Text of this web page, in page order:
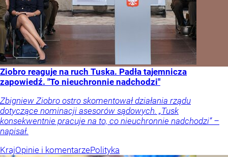
Ziobro reaguje na ruch Tuska. Padła tajemnicza
zapowiedź. "To nieuchronnie nadchodzi"
Zbigniew Ziobro ostro skomentował działania rządu
dotyczące nominacji asesorów sądowych. „Tusk
konsekwentnie pracuje na to, co nieuchronnie nadchodzi” –
napisał.
KrajOpinie i komentarzePolityka